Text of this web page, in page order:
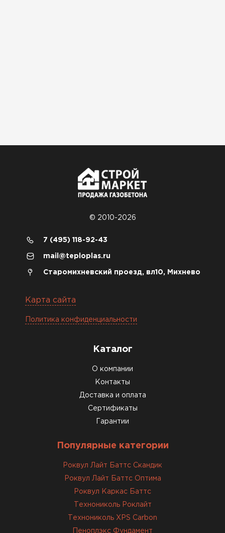
© 2010-2026
7 (495) 118-92-43
mail@teploplas.ru
Старомихневский проезд, вл10, Михнево
Карта сайта
Политика конфиденциальности
Каталог
О компании
Контакты
Доставка и оплата
Сертификаты
Гарантии
Популярные категории
Роквул Лайт Баттс Скандик
Роквул Лайт Баттс Оптима
Роквул Каркас Баттс
Технониколь Роклайт
Технониколь XPS Carbon
Пеноплэкс Фундамент